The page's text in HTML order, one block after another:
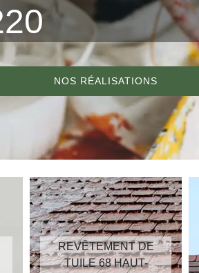
NOS RÉALISATIONS
REVÊTEMENT DE
TUILE 68 HAUT-